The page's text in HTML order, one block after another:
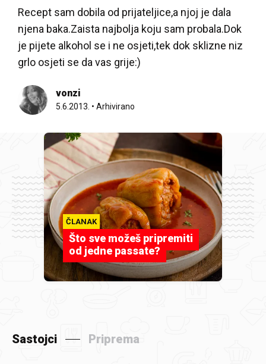
Recept sam dobila od prijateljice,a njoj je dala
njena baka.Zaista najbolja koju sam probala.Dok
je pijete alkohol se i ne osjeti,tek dok sklizne niz
grlo osjeti se da vas grije:)
vonzi
5.6.2013. • Arhivirano
ČLANAK
Što sve možeš pripremiti
od jedne passate?
Sastojci Priprema